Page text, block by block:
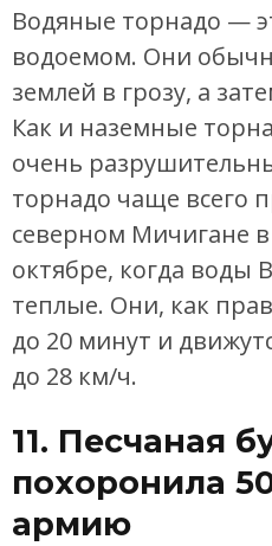
Водяные торнадо —
водоемом. Они
землей в грозу, а
Как и наземные
очень
торнадо чаще всего
северном Мичигане в
октябре, когда воды
теплые. Они, как
до 20 минут и
до 28 км/ч.
11. Песчаная
похоронила
армию